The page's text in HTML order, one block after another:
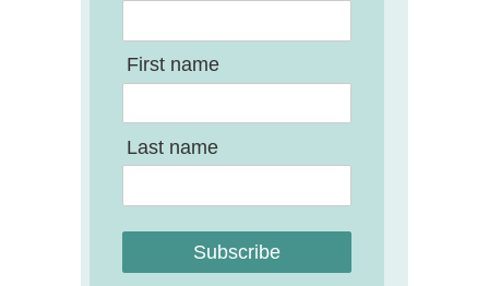
First name
Last name
Subscribe